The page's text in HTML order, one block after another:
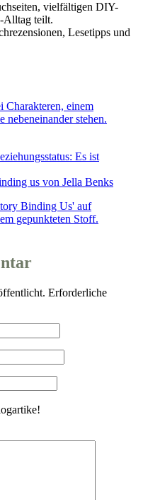
vielfältigen DIY-
Alltag teilt.
Lesetipps und
Es ist
us von Jella Benks
Erforderliche